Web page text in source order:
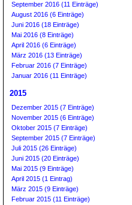
September 2016 (11 Einträge)
August 2016 (6 Einträge)
Juni 2016 (18 Einträge)
Mai 2016 (8 Einträge)
April 2016 (6 Einträge)
März 2016 (13 Einträge)
Februar 2016 (7 Einträge)
Januar 2016 (11 Einträge)
2015
Dezember 2015 (7 Einträge)
November 2015 (6 Einträge)
Oktober 2015 (7 Einträge)
September 2015 (7 Einträge)
Juli 2015 (26 Einträge)
Juni 2015 (20 Einträge)
Mai 2015 (9 Einträge)
April 2015 (1 Eintrag)
März 2015 (9 Einträge)
Februar 2015 (11 Einträge)